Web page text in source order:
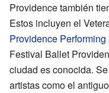
Providence también
Estos incluyen el
Providence Performing
Festival Ballet
ciudad es conocida.
artistas como el